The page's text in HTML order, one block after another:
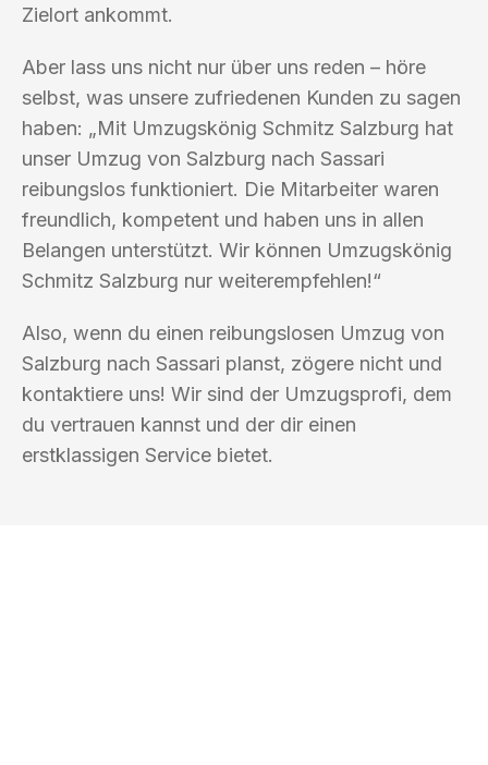
Zielort ankommt.
Aber lass uns nicht nur über uns reden – höre
selbst, was unsere zufriedenen Kunden zu sagen
haben: „Mit Umzugskönig Schmitz Salzburg hat
unser Umzug von Salzburg nach Sassari
reibungslos funktioniert. Die Mitarbeiter waren
freundlich, kompetent und haben uns in allen
Belangen unterstützt. Wir können Umzugskönig
Schmitz Salzburg nur weiterempfehlen!“
Also, wenn du einen reibungslosen Umzug von
Salzburg nach Sassari planst, zögere nicht und
kontaktiere uns! Wir sind der Umzugsprofi, dem
du vertrauen kannst und der dir einen
erstklassigen Service bietet.